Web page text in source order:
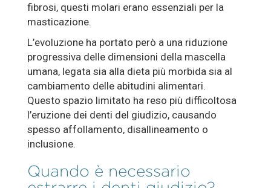
fibrosi, questi molari erano essenziali per la
masticazione.
L’evoluzione ha portato però a una riduzione
progressiva delle dimensioni della mascella
umana, legata sia alla dieta più morbida sia al
cambiamento delle abitudini alimentari.
Questo spazio limitato ha reso più difficoltosa
l’eruzione dei denti del giudizio, causando
spesso affollamento, disallineamento o
inclusione.
Quando è necessario